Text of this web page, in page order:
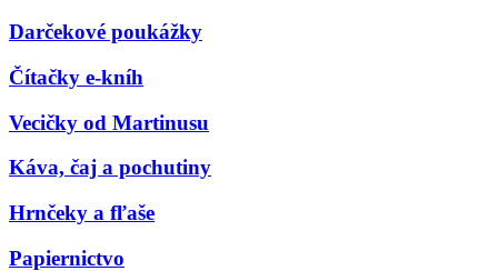
Darčekové poukážky
Čítačky e-kníh
Vecičky od Martinusu
Káva, čaj a pochutiny
Hrnčeky a fľaše
Papiernictvo